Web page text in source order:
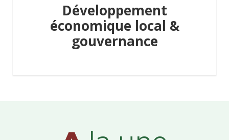
Développement
économique local &
gouvernance